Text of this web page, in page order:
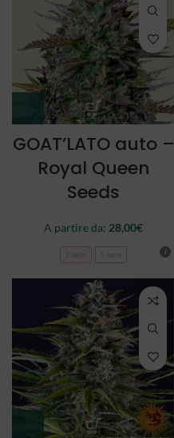
GOAT’LATO auto –
Royal Queen
Seeds
A partire da: 28,00€
3 semi